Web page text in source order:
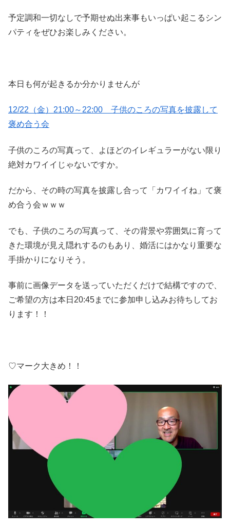
予定調和一切なしで予期せぬ出来事もいっぱい起こるシン
パティをぜひお楽しみください。
本日も何が起きるか分かりませんが
12/22（金）21:00～22:00 子供のころの写真を披露して
褒め合う会
子供のころの写真って、よほどのイレギュラーがない限り
絶対カワイイじゃないですか。
だから、その時の写真を披露し合って「カワイイね」て褒
め合う会ｗｗｗ
でも、子供のころの写真って、その背景や雰囲気に育って
きた環境が見え隠れするのもあり、婚活にはかなり重要な
手掛かりになりそう。
事前に画像データを送っていただくだけで結構ですので、
ご希望の方は本日20:45までに参加申し込みお待ちしてお
ります！！
♡マーク大きめ！！